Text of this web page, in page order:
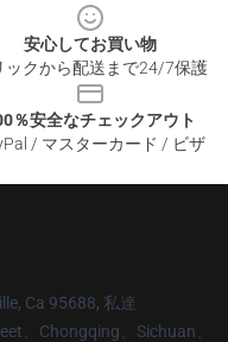
安心してお買い物
ックから配送まで24/7保護
％安全なチェックアウト
/ マスターカード / ビザ
Ca 95688, 私達
、Chongqing、Sichuan、